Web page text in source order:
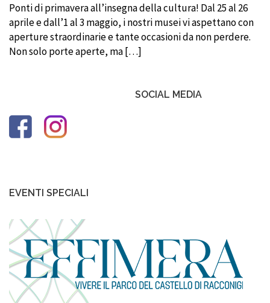
Ponti di primavera all’insegna della cultura! Dal 25 al 26
aprile e dall’1 al 3 maggio, i nostri musei vi aspettano con
aperture straordinarie e tante occasioni da non perdere.
Non solo porte aperte, ma […]
Navigazione
articoli
SOCIAL MEDIA
EVENTI SPECIALI